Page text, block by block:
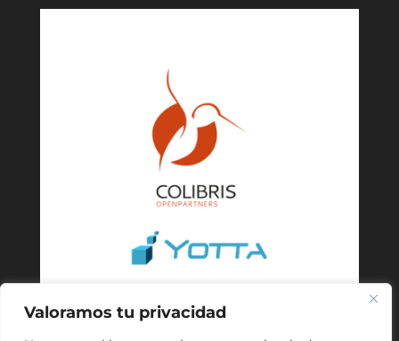
Valoramos tu privacidad